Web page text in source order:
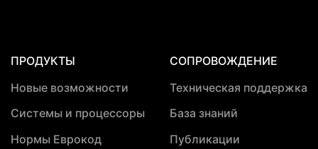
ПРОДУКТЫ
Новые возможности
Системы и процессоры
Нормы Еврокод
СОПРОВОЖДЕНИЕ
Техническая поддержка
База знаний
Публикации